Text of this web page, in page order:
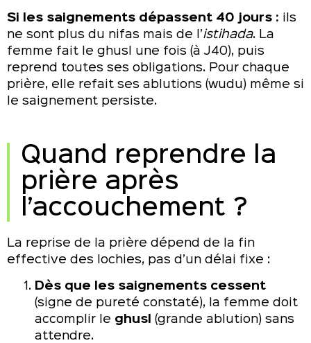
Si les saignements dépassent 40 jours : ils
ne sont plus du nifas mais de l’istihada. La
femme fait le ghusl une fois (à J40), puis
reprend toutes ses obligations. Pour chaque
prière, elle refait ses ablutions (wudu) même si
le saignement persiste.
Quand reprendre la
prière après
l’accouchement ?
La reprise de la prière dépend de la fin
effective des lochies, pas d’un délai fixe :
Dès que les saignements cessent
(signe de pureté constaté), la femme doit
accomplir le ghusl
(grande ablution) sans
attendre.